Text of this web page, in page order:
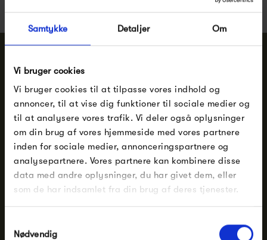
Samtykke Detaljer Om
Vi bruger cookies
Vi bruger cookies til at tilpasse vores indhold og
annoncer, til at vise dig funktioner til sociale medier og
til at analysere vores trafik. Vi deler også oplysninger
om din brug af vores hjemmeside med vores partnere
inden for sociale medier, annonceringspartnere og
analysepartnere. Vores partnere kan kombinere disse
data med andre oplysninger, du har givet dem, eller
som de har indsamlet fra din brug af deres tjenester.
Nødvendig
Har du brug for hjælp eller vejledning?
Ring tlf.
Skriv til mail@ting-silkeborg.dk
Besøg vores butik
Information